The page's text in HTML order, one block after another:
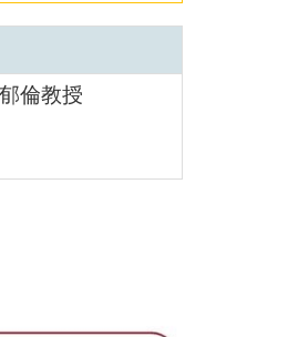
倫教授